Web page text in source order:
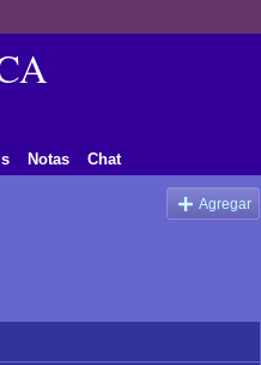
Notas Chat
Agregar